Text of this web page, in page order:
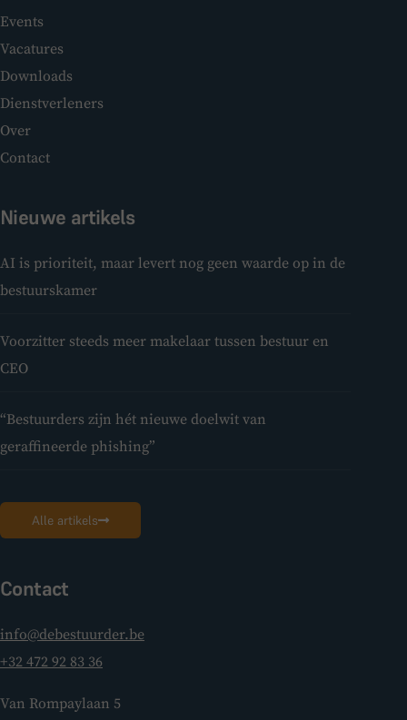
Events
Vacatures
Downloads
Dienstverleners
Over
Contact
Nieuwe artikels
AI is prioriteit, maar levert nog geen waarde op in de
bestuurskamer
Voorzitter steeds meer makelaar tussen bestuur en
CEO
“Bestuurders zijn hét nieuwe doelwit van
geraffineerde phishing”
Alle artikels
Contact
info@debestuurder.be
+32 472 92 83 36
Van Rompaylaan 5